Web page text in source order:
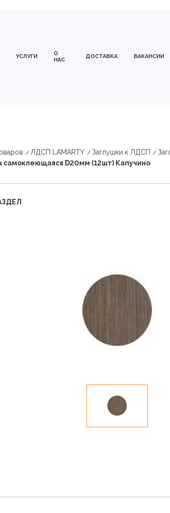
УСЛУГИ
О
НАС
ДОСТАВКА ВАКАНСИИ
ЛДСП LAMARTY Заглушки к ЛДСП
самоклеющаяся D20мм (12шт) Капучино